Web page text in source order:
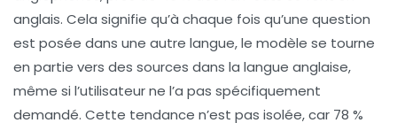
anglais. Cela signifie qu’à chaque fois qu’une question
est posée dans une autre langue, le modèle se tourne
en partie vers des sources dans la langue anglaise,
même si l’utilisateur ne l’a pas spécifiquement
demandé. Cette tendance n’est pas isolée, car 78 %